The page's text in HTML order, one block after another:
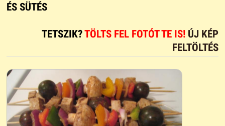
ÉS SÜTÉS
TETSZIK?TÖLTS FEL FOTÓT TE IS! ÚJ KÉP
FELTÖLTÉS